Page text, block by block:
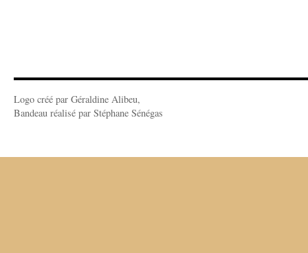
Logo créé par Géraldine Alibeu,
Bandeau réalisé par Stéphane Sénégas